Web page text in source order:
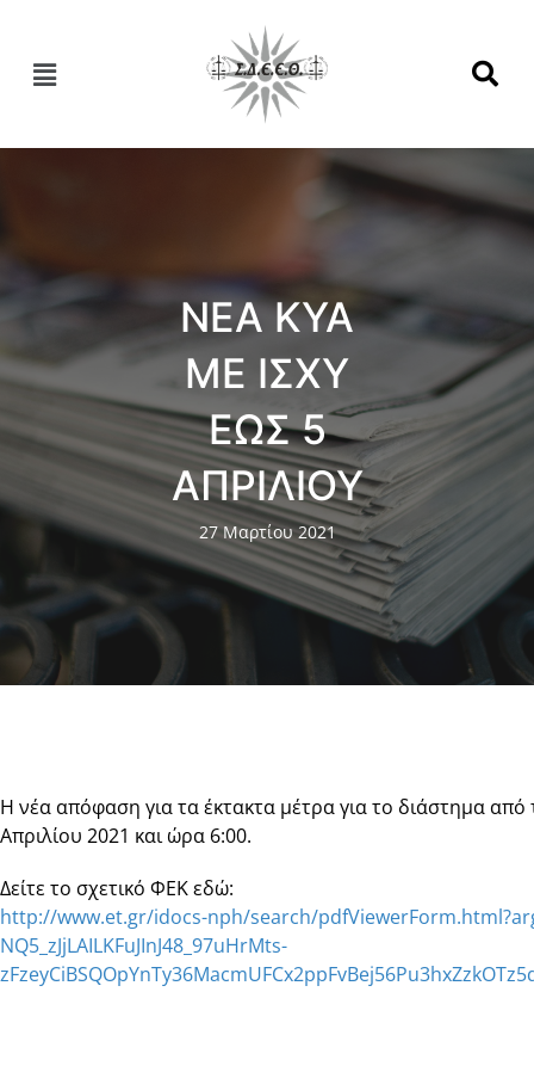
ΝΕΑ ΚΥΑ
ΜΕ ΙΣΧΥ
ΕΩΣ 5
ΑΠΡΙΛΙΟΥ
27 Μαρτίου 2021
Η νέα απόφαση για τα έκτακτα μέτρα για το διάστημα
Απριλίου 2021 και ώρα 6:00.
Δείτε το σχετικό ΦΕΚ εδώ:
http://www.et.gr/idocs-nph/search/
NQ5_zJjLAILKFuJInJ48_97uHrMts-